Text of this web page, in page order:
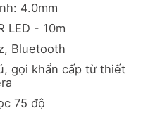
4.0mm
LED - 10m
Bluetooth
gọi khẩn cấp từ thiết
75 độ